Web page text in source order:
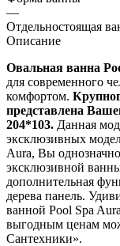
—
Отдельностоящая
Описание
Овальная ванна
для современного
комфортом.
представлена
204*103. Данная
эксклюзивных
Aura, Вы
эксклюзивной
дополнительная
дерева панель.
ванной Pool Spa
выгодным ценам
Сантехники».